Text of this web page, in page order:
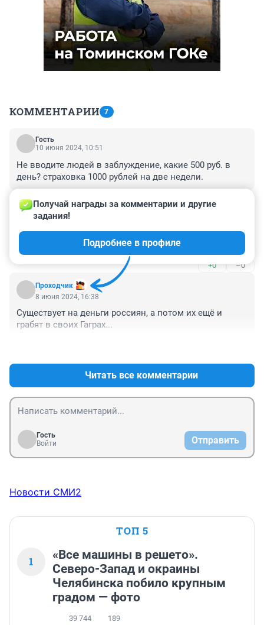
КОММЕНТАРИИ 7
Гость
10 июня 2024, 10:51
Не вводите людей в заблуждение, какие 500 руб. в
день? страховка 1000 рублей на две недели.
Гость
Хитрые ,вороватые людишки - россиян ненавидят.
+0 –0
Проходчик
Получай награды за комментарии и другие
задания!
Подробнее в профиле
8 июня 2024, 16:38
Существует на деньги россиян, а потом их ещё и
грабят в своих Гаграх...
Читать все комментарии
Гость
Войти
Отправить
Новости СМИ2
ТОП 5
1
«Все машины в решето».
Северо-Запад и окраины
Челябинска побило крупным
градом — фото
39 744 189